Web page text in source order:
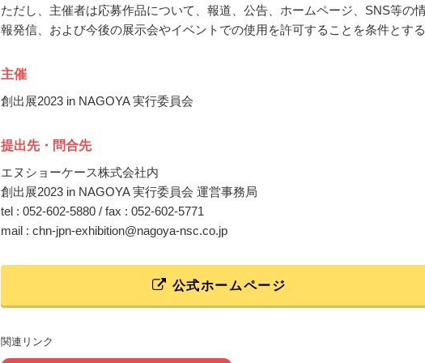
ただし、主催者は応募作品について、報道、公告、ホームページ、SNS等の
報発信、および今後の展示会やイベントでの使用を許可することを条件とする
主催
創出展2023 in NAGOYA 実行委員会
提出先・問合先
エヌショーケース株式会社内
創出展2023 in NAGOYA 実行委員会 運営事務局
tel : 052-602-5880 / fax : 052-602-5771
mail : chn-jpn-exhibition@nagoya-nsc.co.jp
公式ホームページ
関連リンク